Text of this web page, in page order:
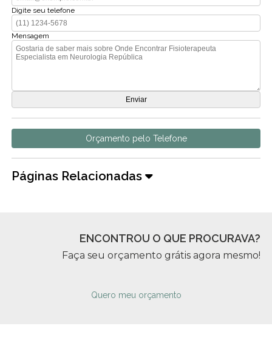
Digite seu telefone
Mensagem
Orçamento pelo Telefone
Páginas Relacionadas
ENCONTROU O QUE PROCURAVA?
Faça seu orçamento grátis agora mesmo!
Quero meu orçamento